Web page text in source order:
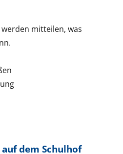
mitteilen, was
dem Schulhof